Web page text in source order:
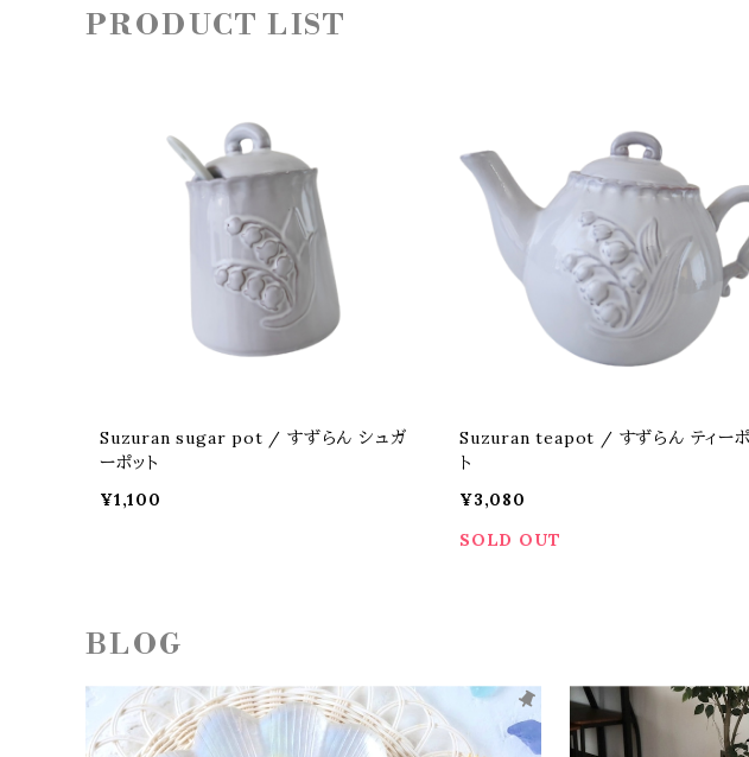
PRODUCT LIST
Suzuran sugar pot / すずらん シュガ
ーポット
¥1,100
Suzuran teapot / すずらん ティーポ
ト
¥3,080
SOLD OUT
BLOG